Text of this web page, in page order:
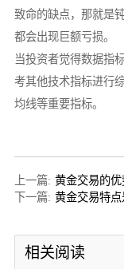
致命的缺点，那就是
都会出现巨额亏损。
当投资者觉得数据指
考其他技术指标进行
均线等重要指标。
上一篇:
下一篇:
相关阅读